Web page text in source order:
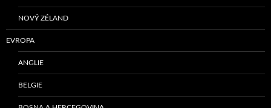
NOVÝ ZÉLAND
EVROPA
ANGLIE
BELGIE